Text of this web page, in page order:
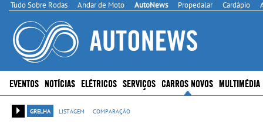
Tudo Sobre Rodas Andar de Moto AutoNews Propedalar Cardápio
EVENTOS NOTÍCIAS ELÉTRICOS SERVIÇOS CARROS NOVOS MULTIMÉDIA
grelha listagem comparação